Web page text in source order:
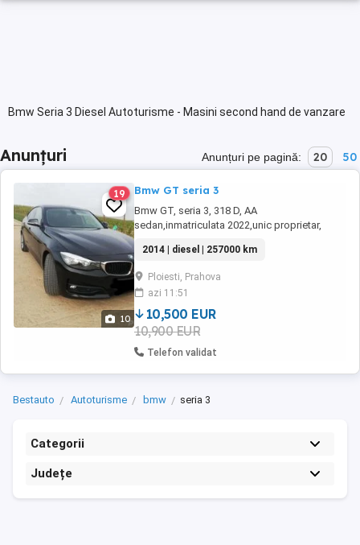
Bmw Seria 3 Diesel Autoturisme - Masini second hand de vanzare
Anunțuri Anunțuri pe pagină: 20 50
10
19 Bmw GT seria 3
Bmw GT, seria 3, 318 D, AA
sedan,inmatriculata 2022,unic proprietar,
blue), 143 cp, cutie viteza 6+1,km
257000verificabili, unic proprietar Belgia,
(adusa la recomandare direct de la proprietar,
a nu se compara cu masinile din parc),
distributie in fata pe ...
2014 | diesel | 257000 km
Ploiesti, Prahova
azi 11:51
10,500 EUR
10,900 EUR
Telefon validat
Bestauto Autoturisme bmw seria 3
Categorii
Județe